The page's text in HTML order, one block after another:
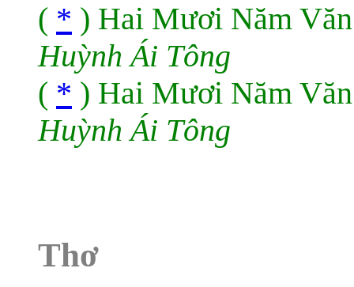
( * ) Hai Mươi Năm
Huỳnh Ái Tông
( * ) Hai Mươi Năm
Huỳnh Ái Tông
Thơ